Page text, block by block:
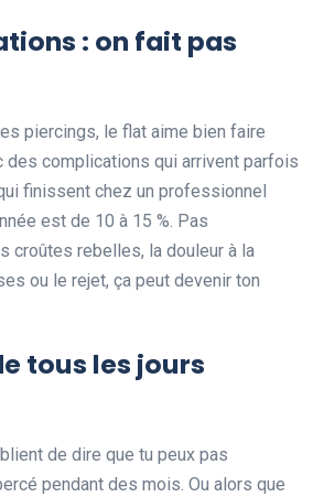
: on fait pas
piercings, le flat aime bien faire
des complications qui arrivent parfois
finissent chez un professionnel
est de 10 à 15 %. Pas
croûtes rebelles, la douleur à la
ou le rejet, ça peut devenir ton
tous les jours
de dire que tu peux pas
pendant des mois. Ou alors que